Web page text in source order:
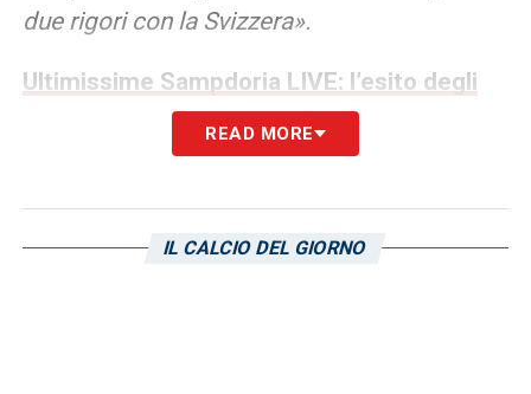
due rigori con la Svizzera».
Ultimissime Sampdoria LIVE: l’esito degli
esami strumentali di Martinelli e Pierini e
READ MORE
IL CALCIO DEL GIORNO